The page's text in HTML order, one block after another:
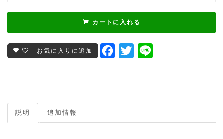
カートに入れる
お気に入りに追加 Facebook
Twitter
説明 追加情報